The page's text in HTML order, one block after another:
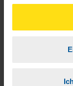
gesammelt
können Sie der
unserer➔
Ich